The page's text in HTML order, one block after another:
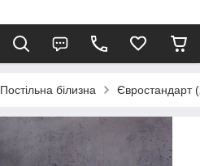
Постільна білизна Євростандарт